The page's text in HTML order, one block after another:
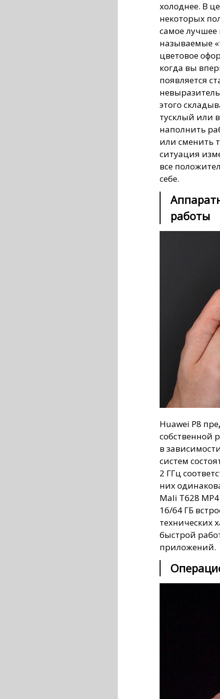
холоднее. В
некоторых
самое лучшее
называемые
цветовое
когда вы
появляется
этого
тусклый или
наполнить
или сменить
ситуация
все
себе.
работы
Huawei P8
собственной
в
систем
2 ГГц
них
Mali T628
16/64 ГБ
технических
быстрой
приложений.